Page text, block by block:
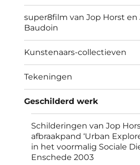
super8film van Jop Horst en
Baudoin
Kunstenaars-collectieven
Tekeningen
Geschilderd werk
Schilderingen van Jop
afbraakpand ‘Urban
in het voormalig Sociale
Enschede 2003